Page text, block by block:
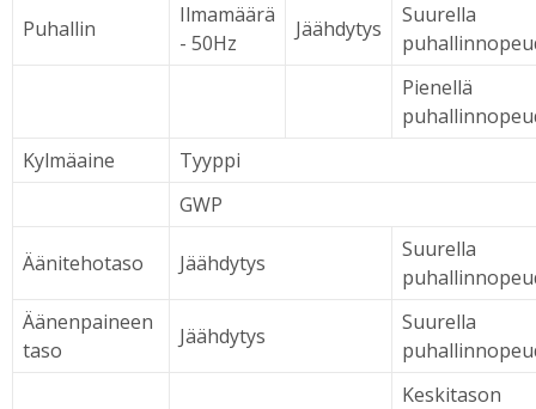
Puhallin
Ilmamäärä
- 50Hz
Jäähdytys
Suurella
Pienellä
Kylmäaine
Tyyppi
GWP
Äänitehotaso Jäähdytys
Suurella
Äänenpaineen
taso
Jäähdytys
Suurella
Keskitason